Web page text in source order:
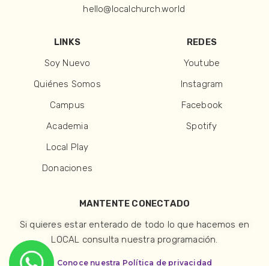
hello@localchurch.world
LINKS
Soy Nuevo
Quiénes Somos
Campus
Academia
Local Play
Donaciones
REDES
Youtube
Instagram
Facebook
Spotify
MANTENTE CONECTADO
Si quieres estar enterado de todo lo que hacemos en
LOCAL consulta nuestra programación.
Conoce nuestra Política de privacidad